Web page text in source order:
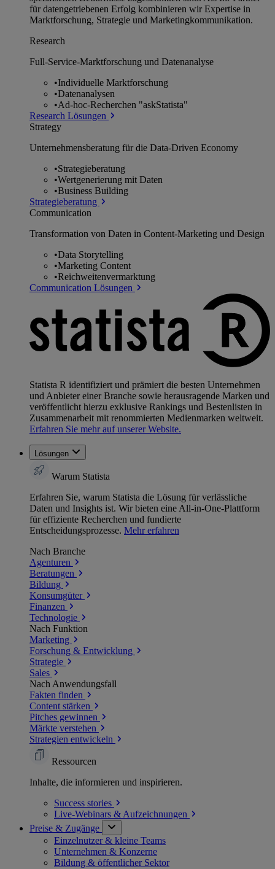
für datengetriebenen Erfolg kombinieren wir Expertise in
Marktforschung, Strategie und Marketingkommunikation.
Research
Full-Service-Marktforschung und Datenanalyse
•Individuelle Marktforschung
•Datenanalysen
•Ad-hoc-Recherchen "askStatista"
Research Lösungen
Strategy
Unternehmens­beratung für die Data-Driven Economy
•Strategieberatung
•Wertgenerierung mit Daten
•Business Building
Strategieberatung
Communication
Transformation von Daten in Content-Marketing und Design
•Data Storytelling
•Marketing Content
•Reichweitenvermarktung
Communication Lösungen
Statista R identifiziert und prämiert die besten Unternehmen
und Anbieter einer Branche sowie herausragende Marken und
veröffentlicht hierzu exklusive Rankings und Bestenlisten in
Zusammenarbeit mit renommierten Medienmarken weltweit.
Erfahren Sie mehr auf unserer Website.
Lösungen
Warum Statista
Erfahren Sie, warum Statista die Lösung für verlässliche
Daten und Insights ist. Wir bieten eine All-in-One-Plattform
für effiziente Recherchen und fundierte
Entscheidungsprozesse. Mehr erfahren
Nach Branche
Agenturen
Beratungen
Bildung
Konsumgüter
Finanzen
Technologie
Nach Funktion
Marketing
Forschung & Entwicklung
Strategie
Sales
Nach Anwendungsfall
Fakten finden
Content stärken
Pitches gewinnen
Märkte verstehen
Strategien entwickeln
Ressourcen
Inhalte, die informieren und inspirieren.
Success stories
Live-Webinars & Aufzeichnungen
Preise & Zugänge
Einzelnutzer & kleine Teams
Unternehmen & Konzerne
Bildung & öffentlicher Sektor